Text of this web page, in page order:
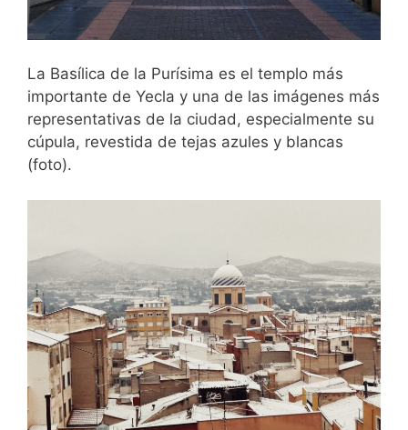
La Basílica de la Purísima es el templo más
importante de Yecla y una de las imágenes más
representativas de la ciudad, especialmente su
cúpula, revestida de tejas azules y blancas
(foto).